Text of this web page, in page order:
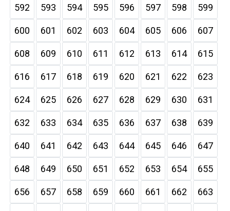
592 593 594 595 596 597 598 599
600 601 602 603 604 605 606 607
608 609 610 611 612 613 614 615
616 617 618 619 620 621 622 623
624 625 626 627 628 629 630 631
632 633 634 635 636 637 638 639
640 641 642 643 644 645 646 647
648 649 650 651 652 653 654 655
656 657 658 659 660 661 662 663